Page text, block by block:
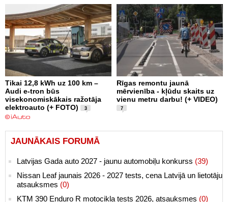
Tikai 12,8 kWh uz 100 km –
Audi e-tron būs
visekonomiskākais ražotāja
elektroauto (+ FOTO)
3
Rīgas remontu jaunā
mērvienība - kļūdu skaits uz
vienu metru darbu! (+ VIDEO)
7
JAUNĀKAIS FORUMĀ
Latvijas Gada auto 2027 - jaunu automobiļu konkurss (39)
Nissan Leaf jaunais 2026 - 2027 tests, cena Latvijā un lietotāju
atsauksmes (0)
KTM 390 Enduro R motocikla tests 2026, atsauksmes (0)